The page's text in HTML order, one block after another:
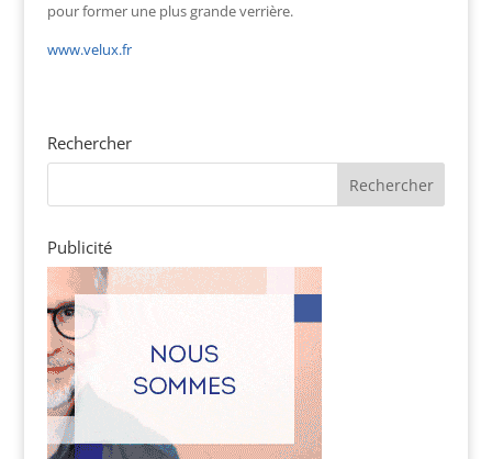
pour former une plus grande verrière.
www.velux.fr
Rechercher
Publicité